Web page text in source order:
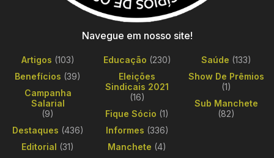
Navegue em nosso site!
Artigos (103)
Benefícios (39)
Campanha
Salarial
(9)
Destaques (436)
Editorial (31)
Educação (230)
Eleições
Sindicais 2021
(16)
Fique Sócio (1)
Informes (336)
Manchete (4)
Saúde (133)
Show De Prêmios
(1)
Sub Manchete
(82)